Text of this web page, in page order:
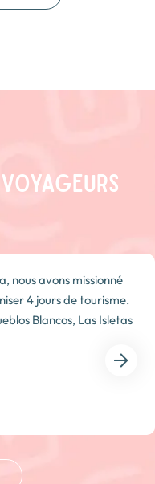
nous avons missionné
4 jours de tourisme.
Blancos, Las Isletas